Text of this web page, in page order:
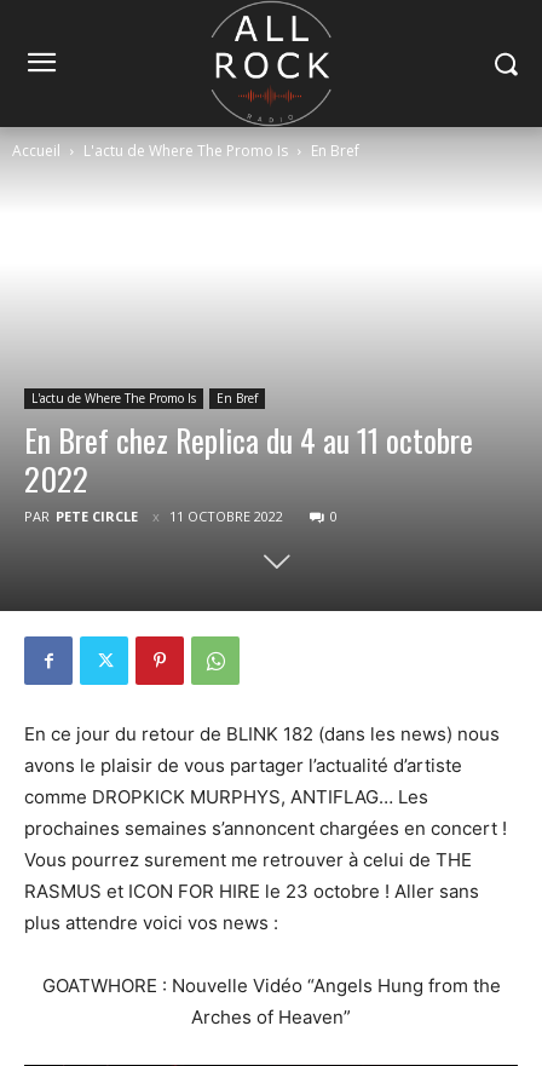
Accueil L'actu de Where The Promo Is En Bref
L'actu de Where The Promo Is En Bref
En Bref chez Replica du 4 au 11 octobre
2022
PAR PETE CIRCLE 11 OCTOBRE 2022 0
En ce jour du retour de BLINK 182 (dans les news) nous
avons le plaisir de vous partager l’actualité d’artiste
comme DROPKICK MURPHYS, ANTIFLAG… Les
prochaines semaines s’annoncent chargées en concert !
Vous pourrez surement me retrouver à celui de THE
RASMUS et ICON FOR HIRE le 23 octobre ! Aller sans
plus attendre voici vos news :
GOATWHORE : Nouvelle Vidéo “Angels Hung from the
Arches of Heaven”